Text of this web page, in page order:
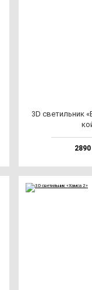
3D све­тиль­ник